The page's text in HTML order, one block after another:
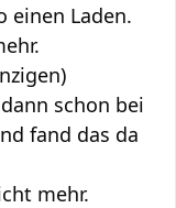
einen Laden.
schon bei
fand das da
mehr.